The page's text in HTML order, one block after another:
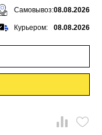
Самовывоз:08.08.2026
Курьером: 08.08.2026